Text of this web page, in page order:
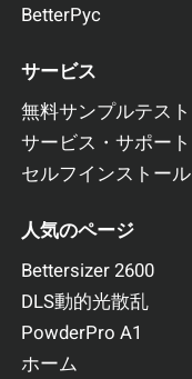
BetterPyc
サービス
無料サンプルテスト
サービス・サポート
セルフインストール
人気のページ
Bettersizer 2600
DLS動的光散乱
PowderPro A1
ホーム